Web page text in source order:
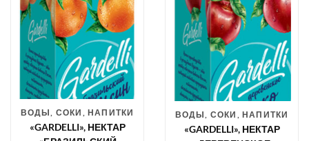
ВОДЫ, СОКИ, НАПИТКИ
«GARDELLI», НЕКТАР
ВОДЫ, СОКИ, НАПИТКИ
«GARDELLI», НЕКТАР